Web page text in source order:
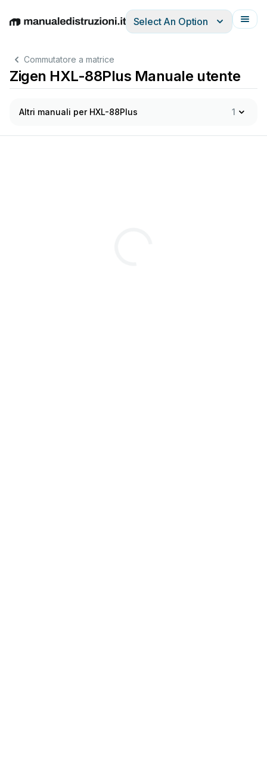
EnglishDeutschEspañolItalianoFrançais
Select An Option
Commutatore a matrice
Zigen HXL-88Plus Manuale utente
Altri manuali per HXL-88Plus 1